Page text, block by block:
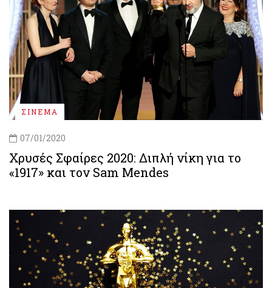
ΣΙΝΕΜΑ
07/01/2020
Χρυσές Σφαίρες 2020: Διπλή νίκη για το
«1917» και τον Sam Mendes